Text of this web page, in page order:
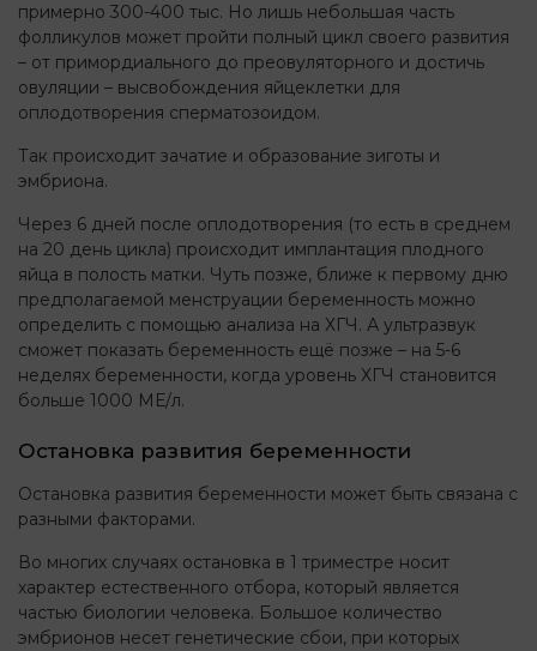
примерно 300-400 тыс. Но лишь небольшая часть
фолликулов может пройти полный цикл своего развития
– от примордиального до преовуляторного и достичь
овуляции – высвобождения яйцеклетки для
оплодотворения сперматозоидом.
Так происходит зачатие и образование зиготы и
эмбриона.
Через 6 дней после оплодотворения (то есть в среднем
на 20 день цикла) происходит имплантация плодного
яйца в полость матки. Чуть позже, ближе к первому дню
предполагаемой менструации беременность можно
определить с помощью анализа на ХГЧ. А ультразвук
сможет показать беременность ещё позже – на 5-6
неделях беременности, когда уровень ХГЧ становится
больше 1000 МЕ/л.
Остановка развития беременности
Остановка развития беременности может быть связана с
разными факторами.
Во многих случаях остановка в 1 триместре носит
характер естественного отбора, который является
частью биологии человека. Большое количество
эмбрионов несет генетические сбои, при которых